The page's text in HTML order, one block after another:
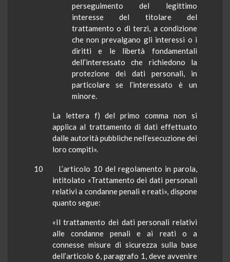
perseguimento del legittimo
interesse del titolare del
trattamento o di terzi, a condizione
che non prevalgano gli interessi o i
diritti e le libertà fondamentali
dell’interessato che richiedono la
protezione dei dati personali, in
particolare se l’interessato è un
minore.
La lettera f) del primo comma non si
applica al trattamento di dati effettuato
dalle autorità pubbliche nell’esecuzione dei
loro compiti».
10 L’articolo 10 del regolamento in parola,
intitolato «Trattamento dei dati personali
relativi a condanne penali e reati», dispone
quanto segue:
«Il trattamento dei dati personali relativi
alle condanne penali e ai reati o a
connesse misure di sicurezza sulla base
dell’articolo 6, paragrafo 1, deve avvenire